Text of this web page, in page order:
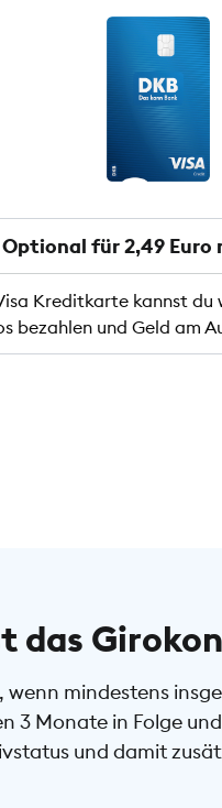
Optional für 2,49 Euro
Kreditkarte kannst
bezahlen und Geld am
das
mindestens
Monate in Folge
und damit